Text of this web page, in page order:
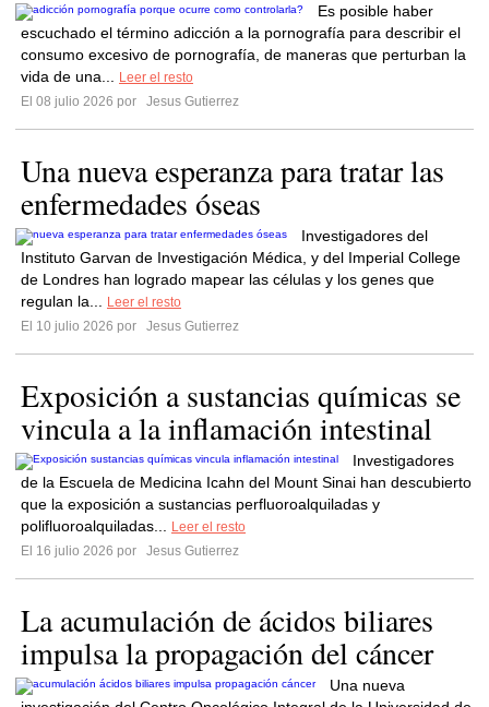
Es posible haber
escuchado el término adicción a la pornografía para describir el
consumo excesivo de pornografía, de maneras que perturban la
vida de una...
Leer el resto
El 08 julio 2026 por
Jesus Gutierrez
Una nueva esperanza para tratar las
enfermedades óseas
Investigadores del
Instituto Garvan de Investigación Médica, y del Imperial College
de Londres han logrado mapear las células y los genes que
regulan la...
Leer el resto
El 10 julio 2026 por
Jesus Gutierrez
Exposición a sustancias químicas se
vincula a la inflamación intestinal
Investigadores
de la Escuela de Medicina Icahn del Mount Sinai han descubierto
que la exposición a sustancias perfluoroalquiladas y
polifluoroalquiladas...
Leer el resto
El 16 julio 2026 por
Jesus Gutierrez
La acumulación de ácidos biliares
impulsa la propagación del cáncer
Una nueva